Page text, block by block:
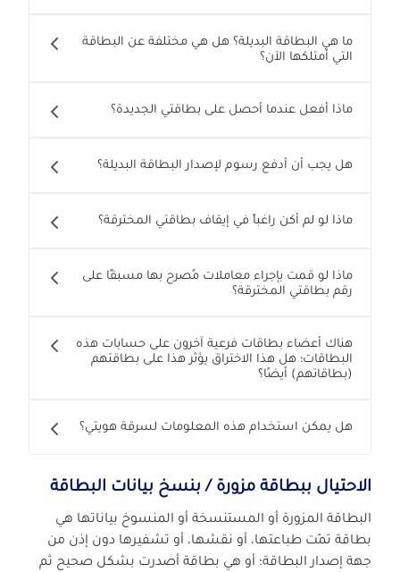
ما هي البطاقة البديلة؟ هل هي مختلفة عن البطاقة
التي أمتلكها الآن؟
ماذا أفعل عندما أحصل على بطاقتي الجديدة؟
هل يجب أن أدفع رسوم لإصدار البطاقة البديلة؟
ماذا لو لم أكن راغباً في إيقاف بطاقتي المخترقة؟
ماذا لو قمت بإجراء معاملات مُصرح بها مسبقًا على
رقم بطاقتي المخترقة؟
هناك أعضاء بطاقات فرعية آخرون على حسابات هذه
البطاقات؛ هل هذا الاختراق يؤثر هذا على بطاقتهم
(بطاقاتهم) أيضًا؟
هل يمكن استخدام هذه المعلومات لسرقة هويتي؟
الاحتيال ببطاقة مزورة / بنسخ بيانات البطاقة
البطاقة المزورة أو المستنسخة أو المنسوخ بياناتها هي
بطاقة تمّت طباعتها، أو نقشها، أو تشفيرها دون إذن من
جهة إصدار البطاقة؛ أو هي بطاقة أصدرت بشكل صحيح ثم